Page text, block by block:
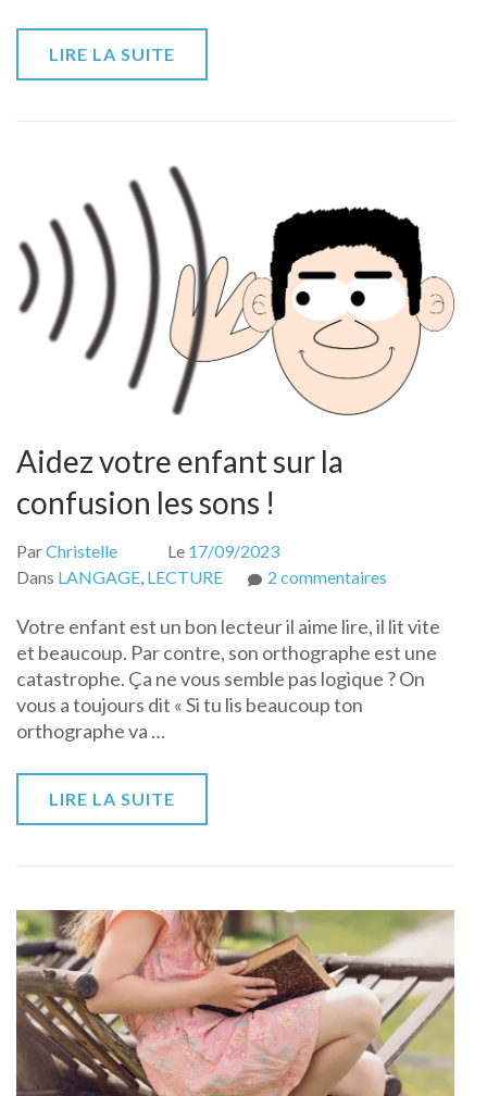
LIRE LA SUITE
Aidez votre enfant sur la
confusion les sons !
ParChristelle Le 17/09/2023
Dans LANGAGE, LECTURE 2 commentaires
votre
enfant
sur
Votre enfant est un bon lecteur il aime lire, il lit vite
et beaucoup. Par contre, son orthographe est une
catastrophe. Ça ne vous semble pas logique ? On
vous a toujours dit « Si tu lis beaucoup ton
orthographe va …
LIRE LA SUITE